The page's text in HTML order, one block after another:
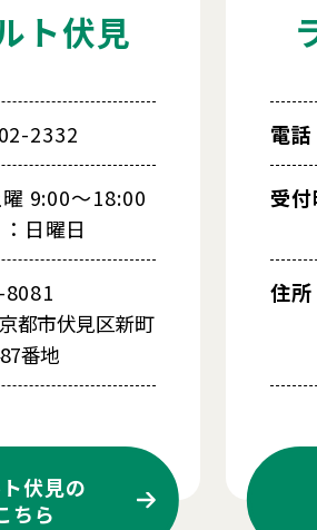
ト伏見
2332
9:00～18:00
日曜日
8081
都市伏見区新町
番地
伏見の
ちら
電話
受
住所